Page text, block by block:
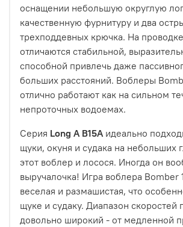
оснащении небольшую округлую
качественную фурнитуру и два
трехподдевных крючка. На
отличаются стабильной,
способной привлечь даже
больших расстояний. Воблеры
отлично работают как на сильном
непроточных водоемах.
Серия Long A B15A идеально
щуки, окуня и судака на небольших
этот воблер и лосося. Иногда он
выручалочка! Игра воблера Bomber
веселая и размашистая, что
щуке и судаку. Диапазон скоростей
довольно широкий - от медленной